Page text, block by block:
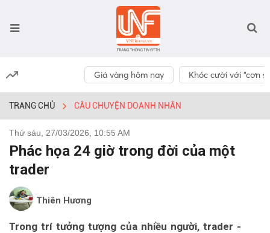
Giá vàng hôm nay Khóc cười với “cơn
TRANG CHỦ CÂU CHUYỆN DOANH NHÂN
Thứ sáu, 27/03/2026, 10:55 AM
Phác họa 24 giờ trong đời của một
trader
Thiên Hương
Trong trí tưởng tượng của nhiều người, trader -